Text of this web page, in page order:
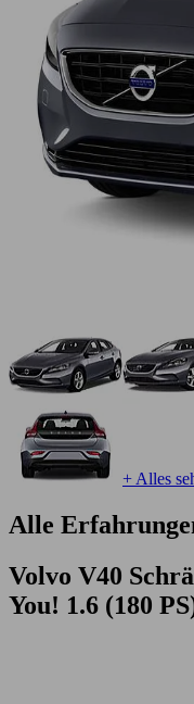
+ Alles
Alle
Volvo V40
You! 1.6 (180